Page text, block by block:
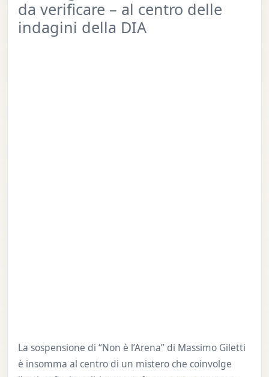
da verificare – al centro delle
indagini della DIA
La sospensione di “Non è l’Arena” di Massimo Giletti
è insomma al centro di un mistero che coinvolge